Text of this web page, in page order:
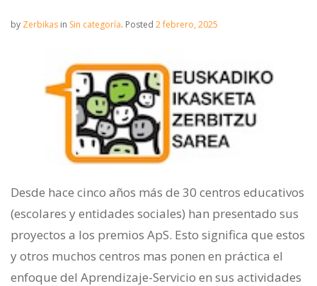
by Zerbikas in Sin categoría. Posted 2 febrero, 2025
Desde hace cinco años más de 30 centros educativos
(escolares y entidades sociales) han presentado sus
proyectos a los premios ApS. Esto significa que estos
y otros muchos centros mas ponen en práctica el
enfoque del Aprendizaje-Servicio en sus actividades